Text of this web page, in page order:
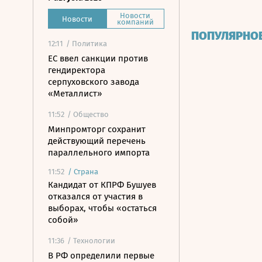
Новости Новости
компаний
12:11 / Политика
ЕС ввел санкции против
гендиректора
серпуховского завода
«Металлист»
11:52 / Общество
Минпромторг сохранит
действующий перечень
параллельного импорта
11:52 / Страна
Кандидат от КПРФ Бушуев
отказался от участия в
выборах, чтобы «остаться
собой»
11:36 / Технологии
В РФ определили первые